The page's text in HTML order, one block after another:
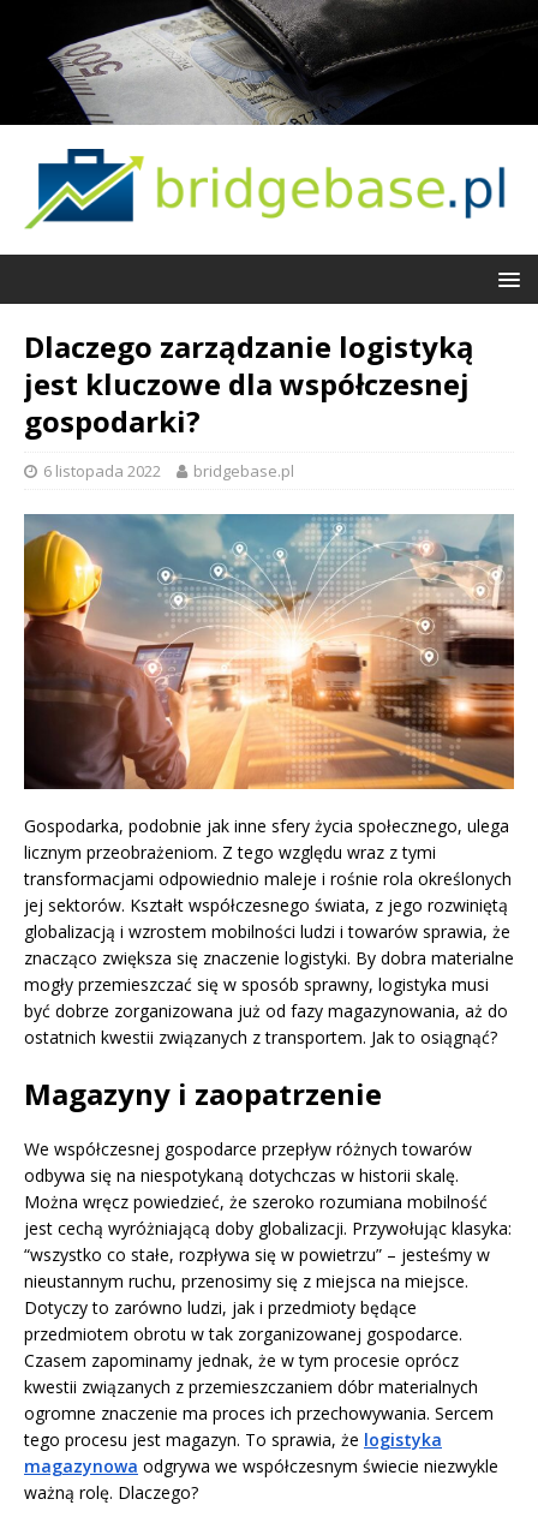
Dlaczego zarządzanie logistyką
jest kluczowe dla współczesnej
gospodarki?
6 listopada 2022 bridgebase.pl
Gospodarka, podobnie jak inne sfery życia społecznego, ulega
licznym przeobrażeniom. Z tego względu wraz z tymi
transformacjami odpowiednio maleje i rośnie rola określonych
jej sektorów. Kształt współczesnego świata, z jego rozwiniętą
globalizacją i wzrostem mobilności ludzi i towarów sprawia, że
znacząco zwiększa się znaczenie logistyki. By dobra materialne
mogły przemieszczać się w sposób sprawny, logistyka musi
być dobrze zorganizowana już od fazy magazynowania, aż do
ostatnich kwestii związanych z transportem. Jak to osiągnąć?
Magazyny i zaopatrzenie
We współczesnej gospodarce przepływ różnych towarów
odbywa się na niespotykaną dotychczas w historii skalę.
Można wręcz powiedzieć, że szeroko rozumiana mobilność
jest cechą wyróżniającą doby globalizacji. Przywołując klasyka:
“wszystko co stałe, rozpływa się w powietrzu” – jesteśmy w
nieustannym ruchu, przenosimy się z miejsca na miejsce.
Dotyczy to zarówno ludzi, jak i przedmioty będące
przedmiotem obrotu w tak zorganizowanej gospodarce.
Czasem zapominamy jednak, że w tym procesie oprócz
kwestii związanych z przemieszczaniem dóbr materialnych
ogromne znaczenie ma proces ich przechowywania. Sercem
tego procesu jest magazyn. To sprawia, że logistyka
magazynowa odgrywa we współczesnym świecie niezwykle
ważną rolę. Dlaczego?